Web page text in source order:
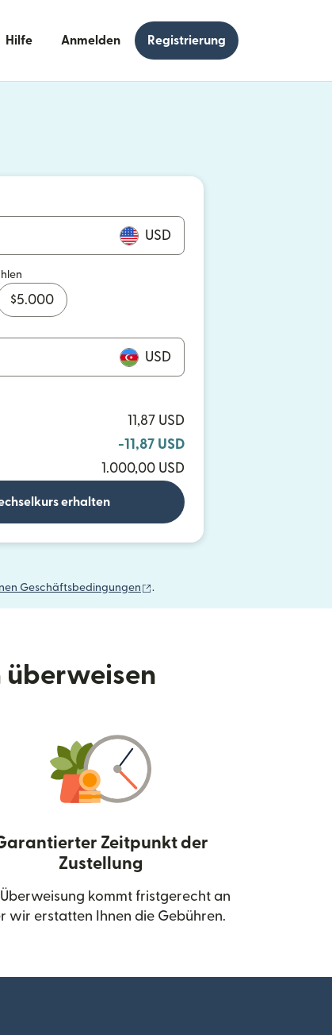
Hilfe Anmelden Registrierung
USD
$5.000
USD
11,87 USD
-11,87 USD
1.000,00 USD
erhalten
Geschäftsbedingungen (wird in einem neuen Fenster
.
überweisen
Fenster geöffnet)
Zeitpunkt der
Zustellung
Überweisung kommt fristgerecht an
wir erstatten Ihnen die Gebühren.